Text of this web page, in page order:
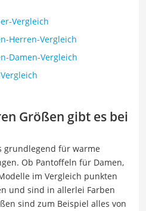
Vergleich
Herren-Vergleich
Damen-Vergleich
Größen gibt es bei
grundlegend für warme
Ob Pantoffeln für Damen,
im Vergleich punkten
und sind in allerlei Farben
sind zum Beispiel alles von